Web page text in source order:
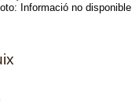
de noia
Informació no disponible